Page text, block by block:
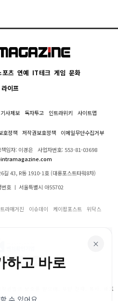
포츠 연예 IT테크 게임 문화
라이프
기사제보 독자투고 인트라위키 사이트맵
호정책 저작권보호정책 이메일무단수집거부
임자: 이경은
사업자번호: 553-81-03698
길 43, R동 1910-1호 (대륭포스트타워8차)
번호 ㅣ 서울특별시 아55702
라매거진 이슈데이 케이팝포스트 위닥스
권법의 보호를 받으며, 무단 전재, 복사, 배포
금합니다.
×
하고 바로